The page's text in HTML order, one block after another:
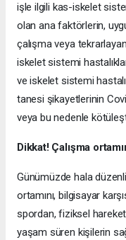
işle ilgili kas-iskelet
olan ana faktörlerin,
çalışma veya
iskelet sistemi
ve iskelet sistemi
tanesi şikayetlerinin
veya bu nedenle
Dikkat! Çalışma
Günümüzde hala
ortamını, bilgisayar
spordan, fiziksel
yaşam süren kişilerin